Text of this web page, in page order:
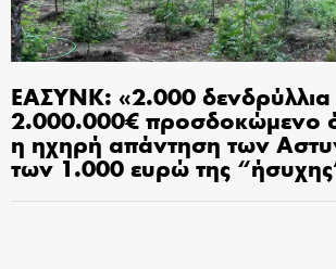
ΕΑΣΥΝΚ: «2.000
2.000.000€ προσδοκώμενο
η ηχηρή απάντηση των
των 1.000 ευρώ της